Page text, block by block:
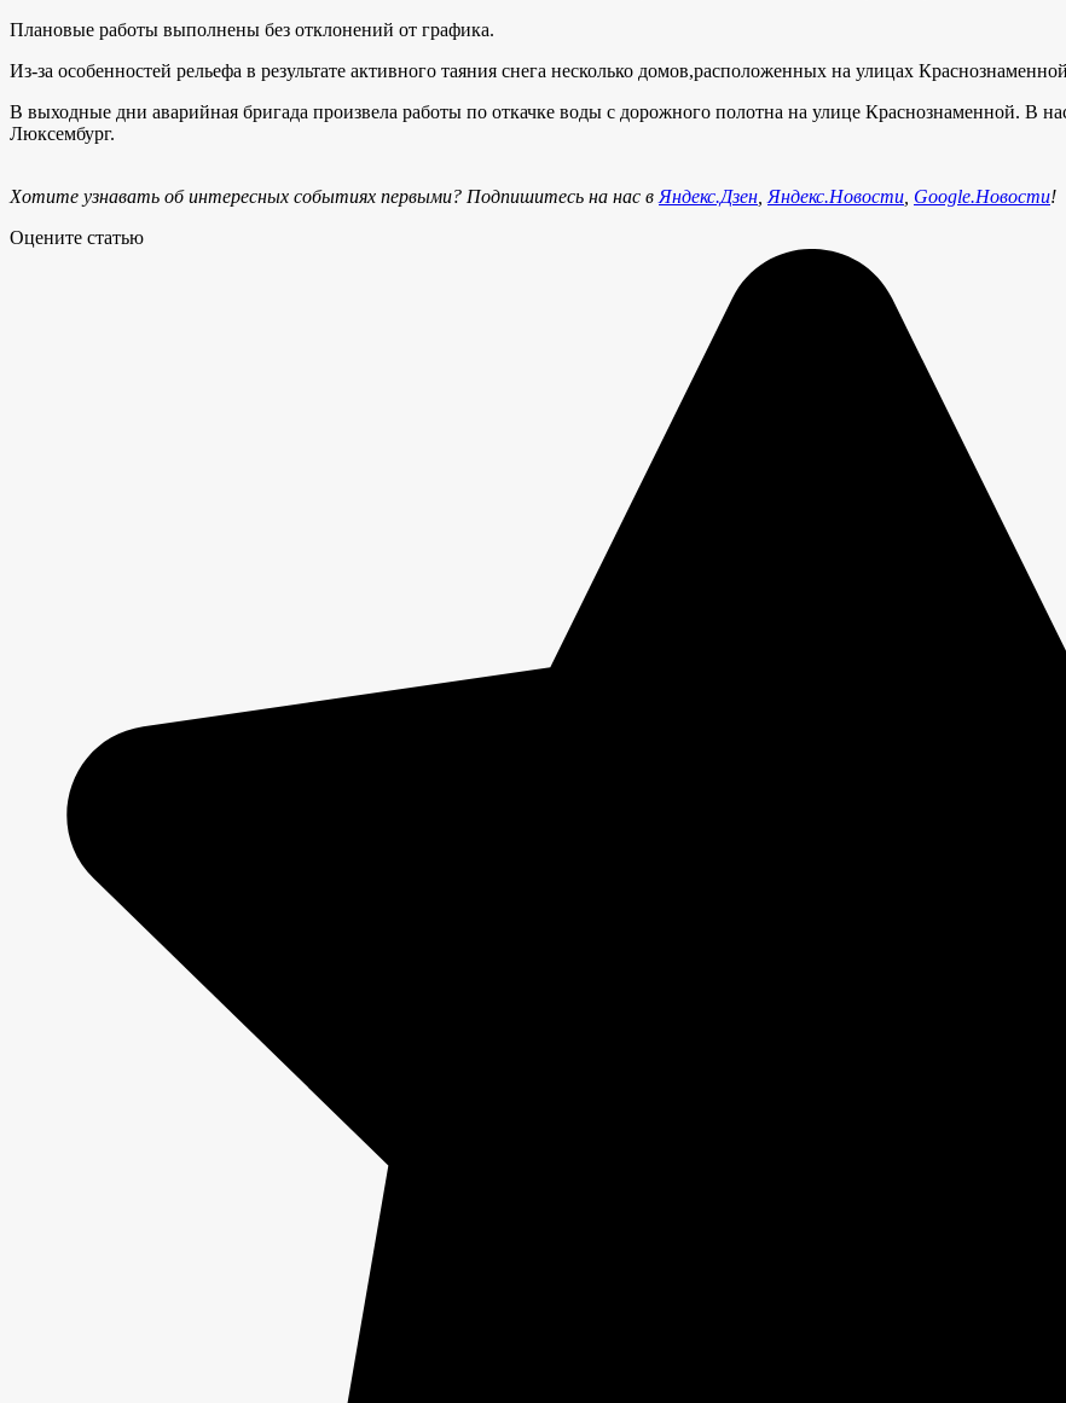
Плановые работы выполнены без отклонений от графика.
Из-за особенностей рельефа в результате активного таяния снега несколько домов,расположенных на улицах
В выходные дни аварийная бригада произвела работы по откачке воды с дорожного полотна на улице Краснознаменной. В
Люксембург.
Хотите узнавать об интересных событиях первыми? Подпишитесь на нас в Яндекс.Дзен Яндекс.Новости Google.Новости!
Оцените статью